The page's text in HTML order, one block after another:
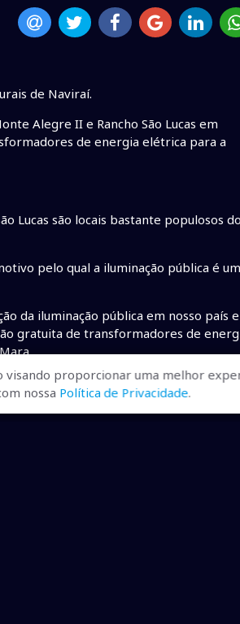
de Naviraí.
Alegre II e Rancho São Lucas em
de energia elétrica para a
Lucas são locais bastante populosos do
pelo qual a iluminação pública é
da iluminação pública em nosso país e
gratuita de transformadores de
visando proporcionar uma melhor
nossa Política de Privacidade.